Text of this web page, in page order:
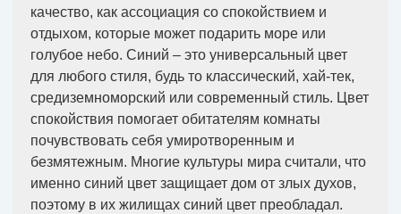
качество, как ассоциация со спокойствием и
отдыхом, которые может подарить море или
голубое небо. Синий – это универсальный цвет
для любого стиля, будь то классический, хай-тек,
средиземноморский или современный стиль. Цвет
спокойствия помогает обитателям комнаты
почувствовать себя умиротворенным и
безмятежным. Многие культуры мира считали, что
именно синий цвет защищает дом от злых духов,
поэтому в их жилищах синий цвет преобладал.